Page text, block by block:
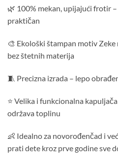
🌿 100% mekan, upijajući frotir
praktičan
🎨 Ekološki štampan motiv
bez štetnih materija
🧵 Precizna izrada – lepo
⭐ Velika i funkcionalna
održava toplinu
👶 Idealno za novorođenčad i
prati dete kroz prve godine sve